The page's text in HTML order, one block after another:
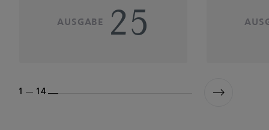
AUSGABE 25
1 --- 14